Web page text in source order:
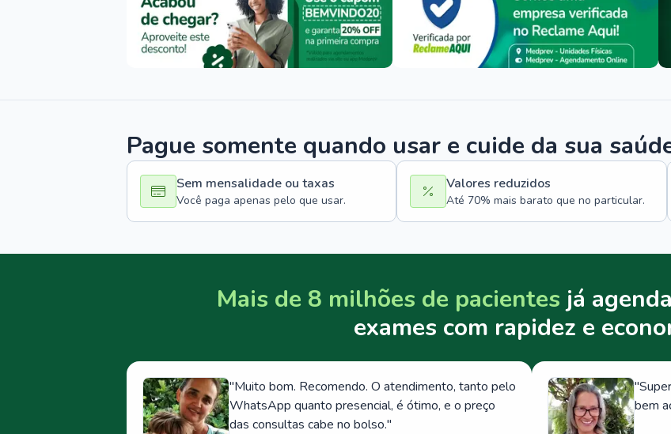
Pague somente quando usar e cuide da sua
Sem mensalidade ou taxas
Você paga apenas pelo que usar.
Valores reduzidos
Até 70% mais barato que no particular.
Mais de 8 milhões de pacientes já
exames com rapidez e
"Muito bom. Recomendo. O atendimento, tanto pelo
WhatsApp quanto presencial, é ótimo, e o preço
das consultas cabe no bolso."
"
bem